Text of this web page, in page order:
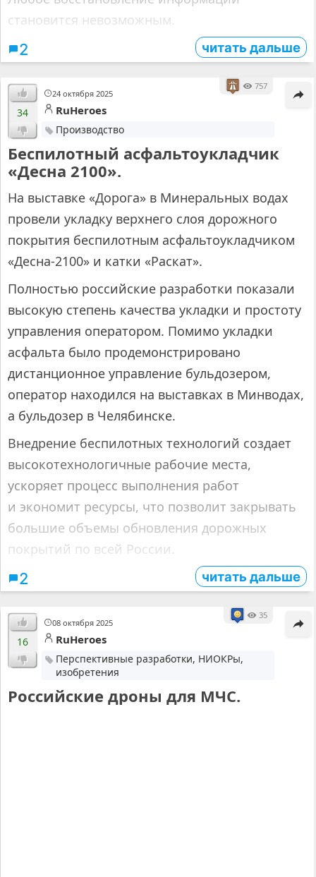
становится невозможным.
2 читать дальше
24 октября 2025
757
34 RuHeroes
Производство
Беспилотный асфальтоукладчик
«Десна 2100».
На выставке «Дорога» в Минеральных водах
провели укладку верхнего слоя дорожного
покрытия беспилотным асфальтоукладчиком
«Десна‑2100» и катки «Раскат».
Полностью российские разработки показали
высокую степень качества укладки и простоту
управления оператором. Помимо укладки
асфальта было продемонстрировано
дистанционное управление бульдозером,
оператор находился на выставках в Минводах,
а бульдозер в Челябинске.
Внедрение беспилотных технологий создает
высокотехнологичные рабочие места,
ускоряет процесс выполнения работ
и экономит ресурсы, что позволит закрывать
большие объемы обновления дорожных
покрытий по всей России.
2 читать дальше
08 октября 2025
35
16 RuHeroes
Перспективные разработки, НИОКРы,
изобретения
Российские дроны для МЧС.